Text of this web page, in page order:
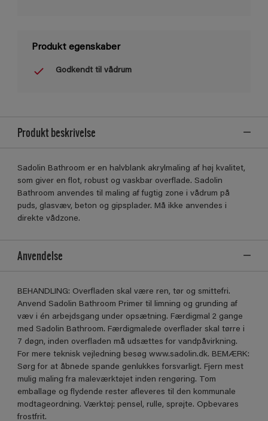
Produkt egenskaber
Godkendt til vådrum
Produkt beskrivelse
Sadolin Bathroom er en halvblank akrylmaling af høj kvalitet,
som giver en ﬂot, robust og vaskbar overﬂade. Sadolin
Bathroom anvendes til maling af fugtig zone i vådrum på
puds, glasvæv, beton og gipsplader. Må ikke anvendes i
direkte vådzone.
Anvendelse
BEHANDLING: Overﬂaden skal være ren, tør og smittefri.
Anvend Sadolin Bathroom Primer til limning og grunding af
væv i én arbejdsgang under opsætning. Færdigmal 2 gange
med Sadolin Bathroom. Færdigmalede overﬂader skal tørre i
7 døgn, inden overﬂaden må udsættes for vandpåvirkning.
For mere teknisk vejledning besøg www.sadolin.dk. BEMÆRK:
Sørg for at åbnede spande genlukkes forsvarligt. Fjern mest
mulig maling fra maleværktøjet inden rengøring. Tom
emballage og ﬂydende rester aﬂeveres til den kommunale
modtageordning. Værktøj: pensel, rulle, sprøjte. Opbevares
frostfrit.